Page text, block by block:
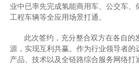
业中已率先完成氢能商用车、公交车、
工程车辆等全应用场景打通。
此次签约，充分整合双方在各自的
源 ， 实现互利共赢。作为行业领导者的
产品、技术以及全链路综合服务网络打